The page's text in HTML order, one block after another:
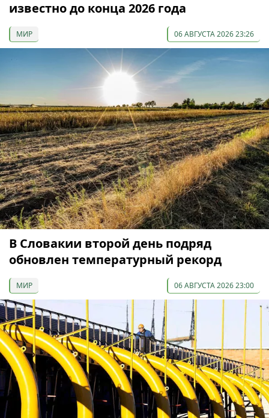
известно до конца 2026 года
МИР 06 АВГУСТА 2026 23:26
В Словакии второй день подряд
обновлен температурный рекорд
МИР 06 АВГУСТА 2026 23:00